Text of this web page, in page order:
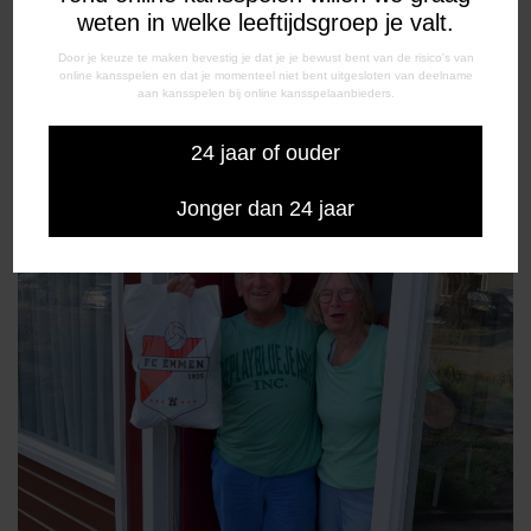
weten in welke leeftijdsgroep je valt.
Door je keuze te maken bevestig je dat je je bewust bent van de risico's van
online kansspelen en dat je momenteel niet bent uitgesloten van deelname
aan kansspelen bij online kansspelaanbieders.
24 jaar of ouder
Jonger dan 24 jaar